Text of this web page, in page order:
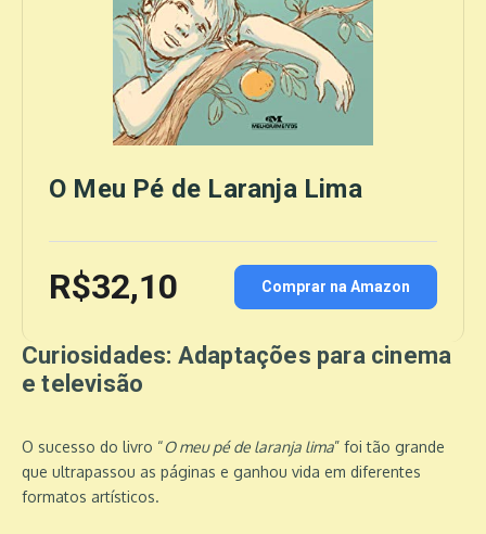
O Meu Pé de Laranja Lima
R$32,10 Comprar na Amazon
Curiosidades: Adaptações para cinema
e televisão
O sucesso do livro “O meu pé de laranja lima” foi tão grande
que ultrapassou as páginas e ganhou vida em diferentes
formatos artísticos.